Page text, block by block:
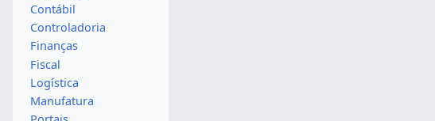
Contábil
Controladoria
Finanças
Fiscal
Logística
Manufatura